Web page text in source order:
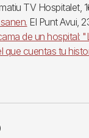
TV Hospitalet,
El Punt Avui,
de un hospital:
que cuentas tu